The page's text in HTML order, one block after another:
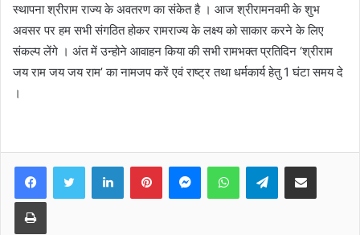
स्थापना श्रीराम राज्य के अवतरण का संकेत है । आज श्रीरामनवमी के शुभ
अवसर पर हम सभी संगठित होकर रामराज्य के लक्ष्य को साकार करने के लिए
संकल्प लेंगे । अंत में उन्होने आवाहन किया की सभी रामभक्त प्रतिदिन ‘श्रीराम
जय राम जय जय राम’ का नामजप करें एवं राष्ट्र तथा धर्मकार्य हेतु 1 घंटा समय दे
।
FacebookTwitter LinkedInPinterestMessengerWhatsAppTelegramShare via Email
Print